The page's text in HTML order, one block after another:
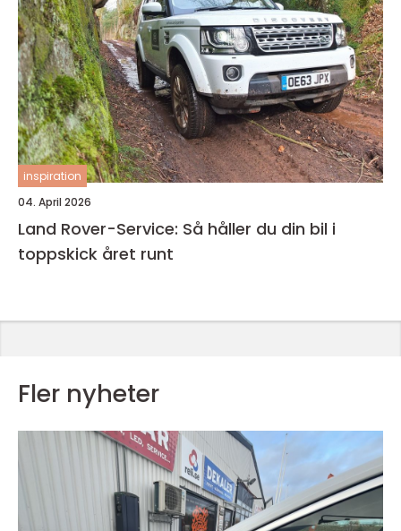
inspiration
04. April 2026
Land Rover-Service: Så håller du din bil i
toppskick året runt
Fler nyheter